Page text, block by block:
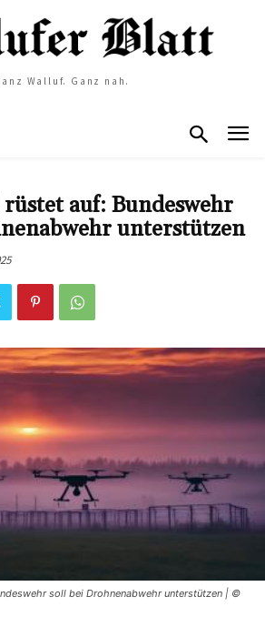
Walluf. Ganz nah.
auf: Bundeswehr
unterstützen
soll bei Drohnenabwehr unterstützen | ©